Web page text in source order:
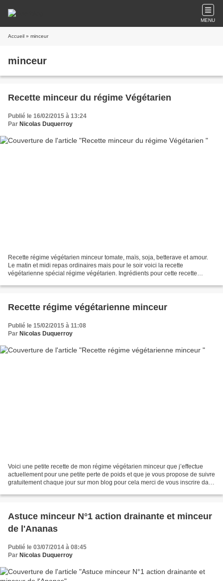
MENU
Accueil » minceur
minceur
Recette minceur du régime Végétarien
Publié le 16/02/2015 à 13:24
Par Nicolas Duquerroy
Recette régime végétarien minceur tomate, maïs, soja, betterave et amour.
Le matin et midi repas ordinaires mais pour le soir voici la recette
végétarienne spécial régime végétarien. Ingrédients pour cette recette
Recette régime végétarienne minceur
Publié le 15/02/2015 à 11:08
Par Nicolas Duquerroy
Voici une petite recette de mon régime végétarien minceur que j’effectue
actuellement pour une petite perte de poids et que je vous propose de suivre
gratuitement chaque jour sur mon blog pour cela merci de vous inscrire dans
Astuce minceur N°1 action drainante et minceur
de l'Ananas
Publié le 03/07/2014 à 08:45
Par Nicolas Duquerroy